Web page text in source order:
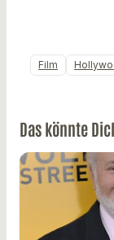
Film
Das könnte